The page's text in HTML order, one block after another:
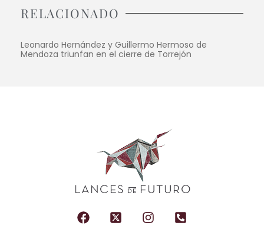
RELACIONADO
Leonardo Hernández y Guillermo Hermoso de
Mendoza triunfan en el cierre de Torrejón